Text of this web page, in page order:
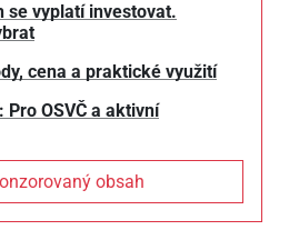
se vyplatí investovat.
cena a praktické využití
Pro OSVČ a aktivní
obsah